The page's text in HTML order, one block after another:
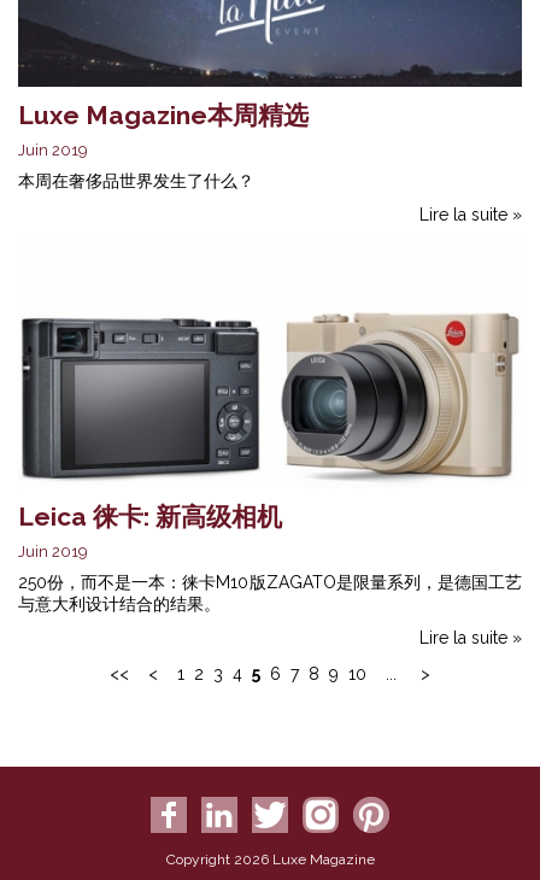
Luxe Magazine本周精选
Juin 2019
本周在奢侈品世界发生了什么？
Lire la suite »
Leica 徕卡: 新高级相机
Juin 2019
250份，而不是一本：徕卡M10版ZAGATO是限量系列，是德国工艺
与意大利设计结合的结果。
Lire la suite »
<<
< 1 2 3 4 5 6 7 8 9 10 >
Copyright 2026 Luxe Magazine